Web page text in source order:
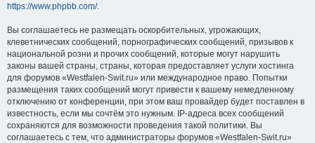
https://www.phpbb.com/.
Вы соглашаетесь не размещать оскорбительных, угрожающих,
клеветнических сообщений, порнографических сообщений, призывов к
национальной розни и прочих сообщений, которые могут нарушить
законы вашей страны, страны, которая предоставляет услуги хостинга
для форумов «Westfalen-Swit.ru» или международное право. Попытки
размещения таких сообщений могут привести к вашему немедленному
отключению от конференции, при этом ваш провайдер будет поставлен в
известность, если мы сочтём это нужным. IP-адреса всех сообщений
сохраняются для возможности проведения такой политики. Вы
соглашаетесь с тем, что администраторы форумов «Westfalen-Swit.ru»